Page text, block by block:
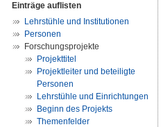
Einträge auflisten
Lehrstühle und Institutionen
Personen
Forschungsprojekte
Projekttitel
Projektleiter und beteiligte
Personen
Lehrstühle und Einrichtungen
Beginn des Projekts
Themenfelder